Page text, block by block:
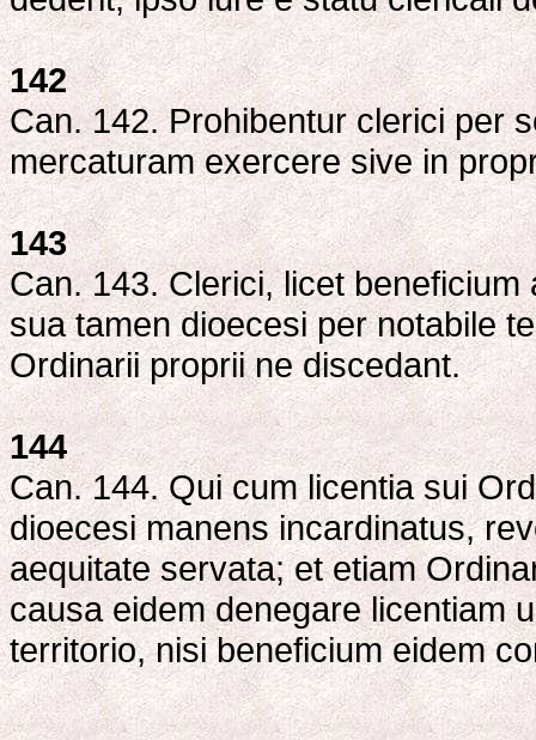
142
Can. 142. Prohibentur clerici per
mercaturam exercere sive in
143
Can. 143. Clerici, licet
sua tamen dioecesi per notabile
Ordinarii proprii ne discedant.
144
Can. 144. Qui cum licentia sui
dioecesi manens incardinatus,
aequitate servata; et etiam
causa eidem denegare licentiam
territorio, nisi beneficium eidem